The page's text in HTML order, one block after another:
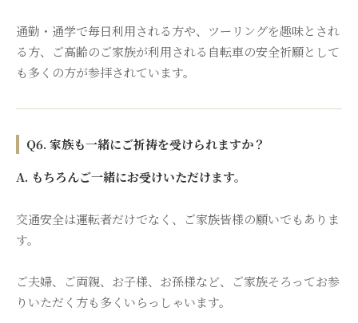
通勤・通学で毎日利用される方や、ツーリングを趣味とされ
る方、ご高齢のご家族が利用される自転車の安全祈願として
も多くの方が参拝されています。
Q6. 家族も一緒にご祈祷を受けられますか？
A. もちろんご一緒にお受けいただけます。
交通安全は運転者だけでなく、ご家族皆様の願いでもありま
す。
ご夫婦、ご両親、お子様、お孫様など、ご家族そろってお参
りいただく方も多くいらっしゃいます。